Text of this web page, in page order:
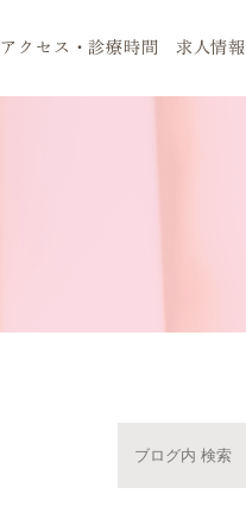
アクセス・診療時間 求人情報